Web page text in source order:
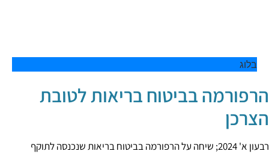
בלוג
הרפורמה בביטוח בריאות לטובת
הצרכן
רבעון א' 2024; שיחה על הרפורמה בביטוח בריאות שנכנסה לתוקף